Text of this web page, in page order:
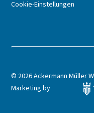
Cookie-Einstellungen
© 2026 Ackermann Müller
Marketing by